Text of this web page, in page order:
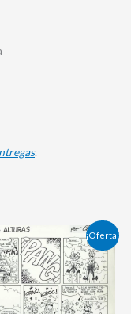
.
¡Oferta!
El
precio
original
era:
340,00 €.
precio
actual
es:
320,00 €.